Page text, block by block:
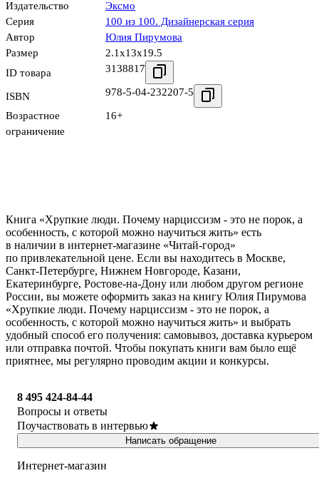
Издательство
Эксмо
Серия
100 из 100. Дизайнерская серия
Автор
Юлия Пирумова
Размер
2.1x13x19.5
ID товара
3138817
ISBN 978-5-04-232207-5
Возрастное
ограничение
16+
Книга «Хрупкие люди. Почему нарциссизм - это не порок, а
особенность, с которой можно научиться жить» есть
в наличии в интернет-магазине «Читай-город»
по привлекательной цене. Если вы находитесь в Москве,
Санкт-Петербурге, Нижнем Новгороде, Казани,
Екатеринбурге, Ростове-на-Дону или любом другом регионе
России, вы можете оформить заказ на книгу Юлия Пирумова
«Хрупкие люди. Почему нарциссизм - это не порок, а
особенность, с которой можно научиться жить» и выбрать
удобный способ его получения: самовывоз, доставка курьером
или отправка почтой. Чтобы покупать книги вам было ещё
приятнее, мы регулярно проводим акции и конкурсы.
8 495 424-84-44
Вопросы и ответы
Поучаствовать в интервью
Написать обращение
Интернет-магазин